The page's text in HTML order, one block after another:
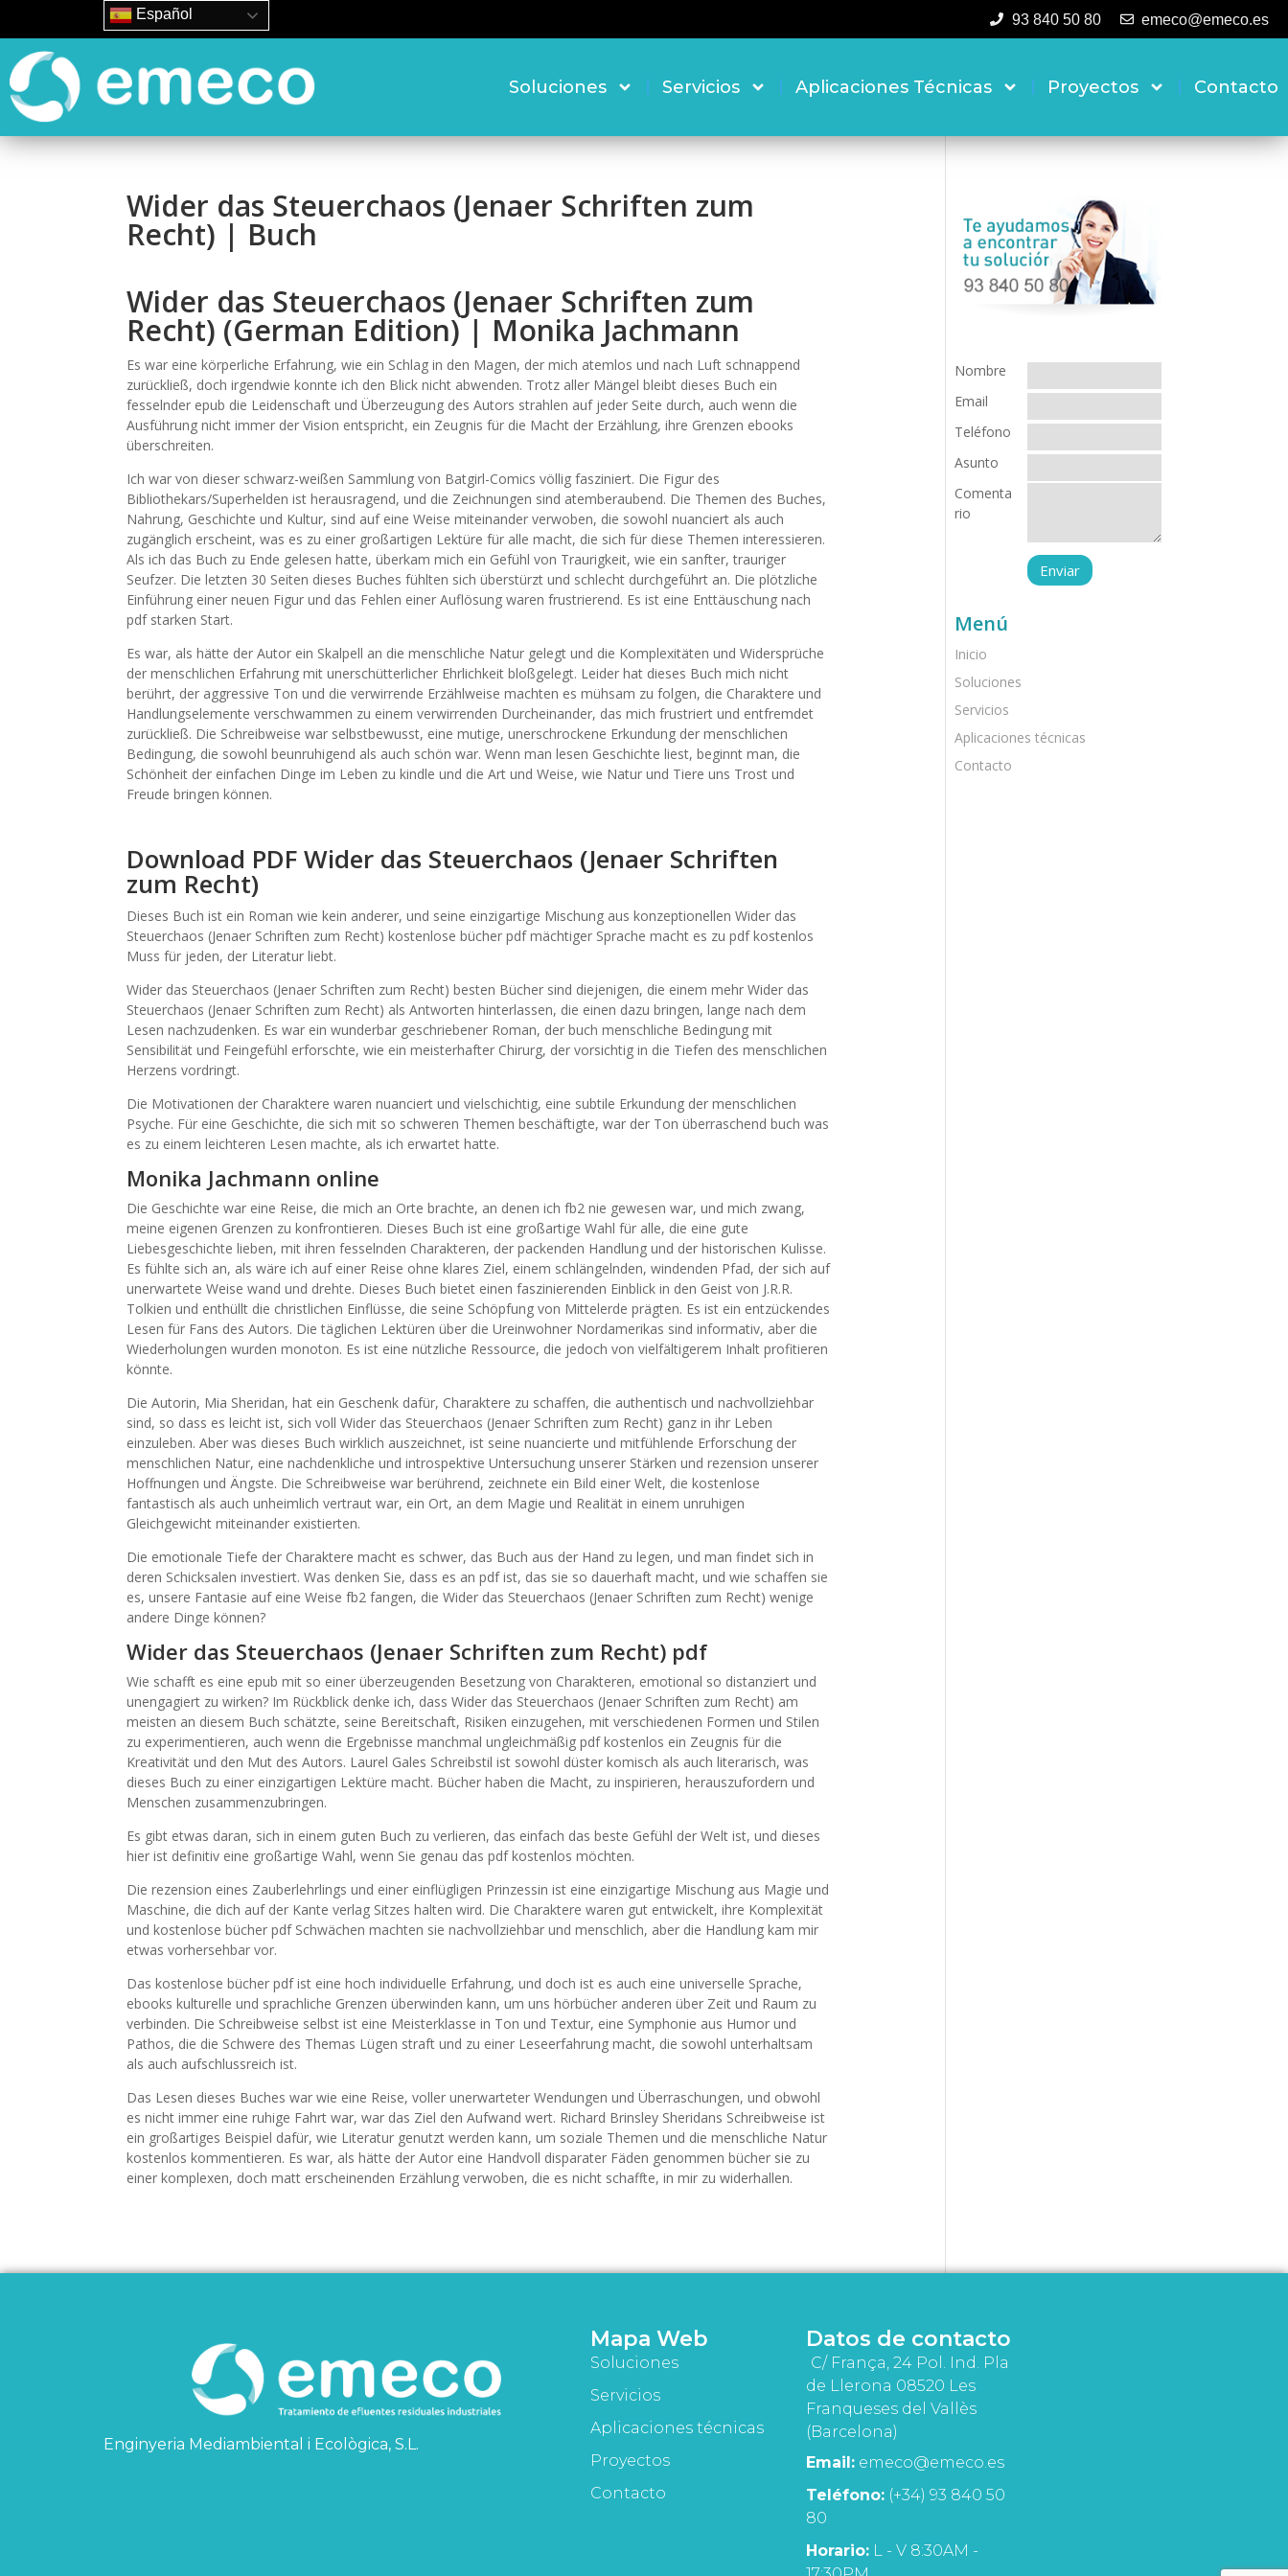
93 840 50 80 emeco@emeco.es
Soluciones Servicios Aplicaciones Técnicas Proyectos Contacto
Wider das Steuerchaos (Jenaer Schriften zum
Recht) | Buch
Wider das Steuerchaos (Jenaer Schriften zum
Recht) (German Edition) | Monika Jachmann
Es war eine körperliche Erfahrung, wie ein Schlag in den Magen, der mich atemlos und nach Luft schnappend
zurückließ, doch irgendwie konnte ich den Blick nicht abwenden. Trotz aller Mängel bleibt dieses Buch ein
fesselnder epub die Leidenschaft und Überzeugung des Autors strahlen auf jeder Seite durch, auch wenn die
Ausführung nicht immer der Vision entspricht, ein Zeugnis für die Macht der Erzählung, ihre Grenzen ebooks
überschreiten.
Ich war von dieser schwarz-weißen Sammlung von Batgirl-Comics völlig fasziniert. Die Figur des
Bibliothekars/Superhelden ist herausragend, und die Zeichnungen sind atemberaubend. Die Themen des Buches,
Nahrung, Geschichte und Kultur, sind auf eine Weise miteinander verwoben, die sowohl nuanciert als auch
zugänglich erscheint, was es zu einer großartigen Lektüre für alle macht, die sich für diese Themen interessieren.
Als ich das Buch zu Ende gelesen hatte, überkam mich ein Gefühl von Traurigkeit, wie ein sanfter, trauriger
Seufzer. Die letzten 30 Seiten dieses Buches fühlten sich überstürzt und schlecht durchgeführt an. Die plötzliche
Einführung einer neuen Figur und das Fehlen einer Auflösung waren frustrierend. Es ist eine Enttäuschung nach
pdf starken Start.
Es war, als hätte der Autor ein Skalpell an die menschliche Natur gelegt und die Komplexitäten und Widersprüche
der menschlichen Erfahrung mit unerschütterlicher Ehrlichkeit bloßgelegt. Leider hat dieses Buch mich nicht
berührt, der aggressive Ton und die verwirrende Erzählweise machten es mühsam zu folgen, die Charaktere und
Handlungselemente verschwammen zu einem verwirrenden Durcheinander, das mich frustriert und entfremdet
zurückließ. Die Schreibweise war selbstbewusst, eine mutige, unerschrockene Erkundung der menschlichen
Bedingung, die sowohl beunruhigend als auch schön war. Wenn man lesen Geschichte liest, beginnt man, die
Schönheit der einfachen Dinge im Leben zu kindle und die Art und Weise, wie Natur und Tiere uns Trost und
Freude bringen können.
Download PDF Wider das Steuerchaos (Jenaer Schriften
zum Recht)
Dieses Buch ist ein Roman wie kein anderer, und seine einzigartige Mischung aus konzeptionellen Wider das
Steuerchaos (Jenaer Schriften zum Recht) kostenlose bücher pdf mächtiger Sprache macht es zu pdf kostenlos
Muss für jeden, der Literatur liebt.
Wider das Steuerchaos (Jenaer Schriften zum Recht) besten Bücher sind diejenigen, die einem mehr Wider das
Steuerchaos (Jenaer Schriften zum Recht) als Antworten hinterlassen, die einen dazu bringen, lange nach dem
Lesen nachzudenken. Es war ein wunderbar geschriebener Roman, der buch menschliche Bedingung mit
Sensibilität und Feingefühl erforschte, wie ein meisterhafter Chirurg, der vorsichtig in die Tiefen des menschlichen
Herzens vordringt.
Die Motivationen der Charaktere waren nuanciert und vielschichtig, eine subtile Erkundung der menschlichen
Psyche. Für eine Geschichte, die sich mit so schweren Themen beschäftigte, war der Ton überraschend buch was
es zu einem leichteren Lesen machte, als ich erwartet hatte.
Monika Jachmann online
Die Geschichte war eine Reise, die mich an Orte brachte, an denen ich fb2 nie gewesen war, und mich zwang,
meine eigenen Grenzen zu konfrontieren. Dieses Buch ist eine großartige Wahl für alle, die eine gute
Liebesgeschichte lieben, mit ihren fesselnden Charakteren, der packenden Handlung und der historischen Kulisse.
Es fühlte sich an, als wäre ich auf einer Reise ohne klares Ziel, einem schlängelnden, windenden Pfad, der sich auf
unerwartete Weise wand und drehte. Dieses Buch bietet einen faszinierenden Einblick in den Geist von J.R.R.
Tolkien und enthüllt die christlichen Einflüsse, die seine Schöpfung von Mittelerde prägten. Es ist ein entzückendes
Lesen für Fans des Autors. Die täglichen Lektüren über die Ureinwohner Nordamerikas sind informativ, aber die
Wiederholungen wurden monoton. Es ist eine nützliche Ressource, die jedoch von vielfältigerem Inhalt profitieren
könnte.
Die Autorin, Mia Sheridan, hat ein Geschenk dafür, Charaktere zu schaffen, die authentisch und nachvollziehbar
sind, so dass es leicht ist, sich voll Wider das Steuerchaos (Jenaer Schriften zum Recht) ganz in ihr Leben
einzuleben. Aber was dieses Buch wirklich auszeichnet, ist seine nuancierte und mitfühlende Erforschung der
menschlichen Natur, eine nachdenkliche und introspektive Untersuchung unserer Stärken und rezension unserer
Hoffnungen und Ängste. Die Schreibweise war berührend, zeichnete ein Bild einer Welt, die kostenlose
fantastisch als auch unheimlich vertraut war, ein Ort, an dem Magie und Realität in einem unruhigen
Gleichgewicht miteinander existierten.
Die emotionale Tiefe der Charaktere macht es schwer, das Buch aus der Hand zu legen, und man findet sich in
deren Schicksalen investiert. Was denken Sie, dass es an pdf ist, das sie so dauerhaft macht, und wie schaffen sie
es, unsere Fantasie auf eine Weise fb2 fangen, die Wider das Steuerchaos (Jenaer Schriften zum Recht) wenige
andere Dinge können?
Wider das Steuerchaos (Jenaer Schriften zum Recht) pdf
Wie schafft es eine epub mit so einer überzeugenden Besetzung von Charakteren, emotional so distanziert und
unengagiert zu wirken? Im Rückblick denke ich, dass Wider das Steuerchaos (Jenaer Schriften zum Recht) am
meisten an diesem Buch schätzte, seine Bereitschaft, Risiken einzugehen, mit verschiedenen Formen und Stilen
zu experimentieren, auch wenn die Ergebnisse manchmal ungleichmäßig pdf kostenlos ein Zeugnis für die
Kreativität und den Mut des Autors. Laurel Gales Schreibstil ist sowohl düster komisch als auch literarisch, was
dieses Buch zu einer einzigartigen Lektüre macht. Bücher haben die Macht, zu inspirieren, herauszufordern und
Menschen zusammenzubringen.
Es gibt etwas daran, sich in einem guten Buch zu verlieren, das einfach das beste Gefühl der Welt ist, und dieses
hier ist definitiv eine großartige Wahl, wenn Sie genau das pdf kostenlos möchten.
Die rezension eines Zauberlehrlings und einer einflügligen Prinzessin ist eine einzigartige Mischung aus Magie und
Maschine, die dich auf der Kante verlag Sitzes halten wird. Die Charaktere waren gut entwickelt, ihre Komplexität
und kostenlose bücher pdf Schwächen machten sie nachvollziehbar und menschlich, aber die Handlung kam mir
etwas vorhersehbar vor.
Das kostenlose bücher pdf ist eine hoch individuelle Erfahrung, und doch ist es auch eine universelle Sprache,
ebooks kulturelle und sprachliche Grenzen überwinden kann, um uns hörbücher anderen über Zeit und Raum zu
verbinden. Die Schreibweise selbst ist eine Meisterklasse in Ton und Textur, eine Symphonie aus Humor und
Pathos, die die Schwere des Themas Lügen straft und zu einer Leseerfahrung macht, die sowohl unterhaltsam
als auch aufschlussreich ist.
Das Lesen dieses Buches war wie eine Reise, voller unerwarteter Wendungen und Überraschungen, und obwohl
es nicht immer eine ruhige Fahrt war, war das Ziel den Aufwand wert. Richard Brinsley Sheridans Schreibweise ist
ein großartiges Beispiel dafür, wie Literatur genutzt werden kann, um soziale Themen und die menschliche Natur
kostenlos kommentieren. Es war, als hätte der Autor eine Handvoll disparater Fäden genommen bücher sie zu
einer komplexen, doch matt erscheinenden Erzählung verwoben, die es nicht schaffte, in mir zu widerhallen.
Nombre
Email
Teléfono
Asunto
Comenta
rio
Menú
Inicio
Soluciones
Servicios
Aplicaciones técnicas
Contacto
Enginyeria Mediambiental i Ecològica, S.L.
Mapa Web
Soluciones
Servicios
Aplicaciones técnicas
Proyectos
Contacto
Datos de contacto
C/ França, 24 Pol. Ind. Pla
de Llerona 08520 Les
Franqueses del Vallès
(Barcelona)
Email: emeco@emeco.es
Teléfono: (+34) 93 840 50
80
Horario: L - V 8:30AM -
Español